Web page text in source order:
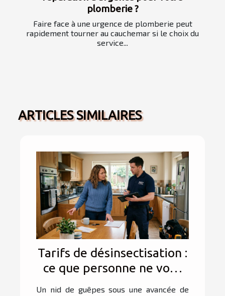
plomberie ?
Faire face à une urgence de plomberie peut
rapidement tourner au cauchemar si le choix du
service...
ARTICLES SIMILAIRES
Tarifs de désinsectisation :
ce que personne ne vous
dit lors du premier appel
Un nid de guêpes sous une avancée de